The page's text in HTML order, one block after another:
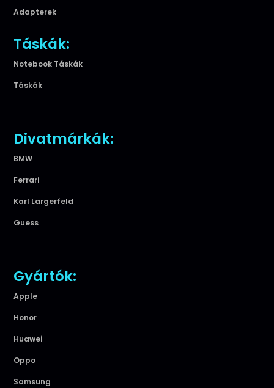
Adapterek
Táskák:
Notebook Táskák
Táskák
Divatmárkák:
BMW
Ferrari
Karl Largerfeld
Guess
Gyártók:
Apple
Honor
Huawei
Oppo
Samsung